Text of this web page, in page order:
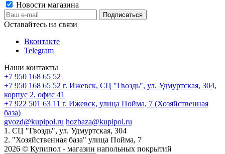
Новости магазина
Оставайтесь на связи
Вконтакте
Telegram
Наши контакты
+7 950 168 65 52
+7 950 168 65 52 г. Ижевск, СЦ "Гвоздь", ул. Удмуртская, 304,
корпус 2, офис 41
+7 922 501 63 11 г. Ижевск, улица Пойма, 7 (Хозяйственная
база)
gvozd@kupipol.ru hozbaza@kupipol.ru
1. СЦ "Гвоздь", ул. Удмуртская, 304
2. "Хозяйственная база" улица Пойма, 7
2026 © Купипол - магазин напольных покрытий